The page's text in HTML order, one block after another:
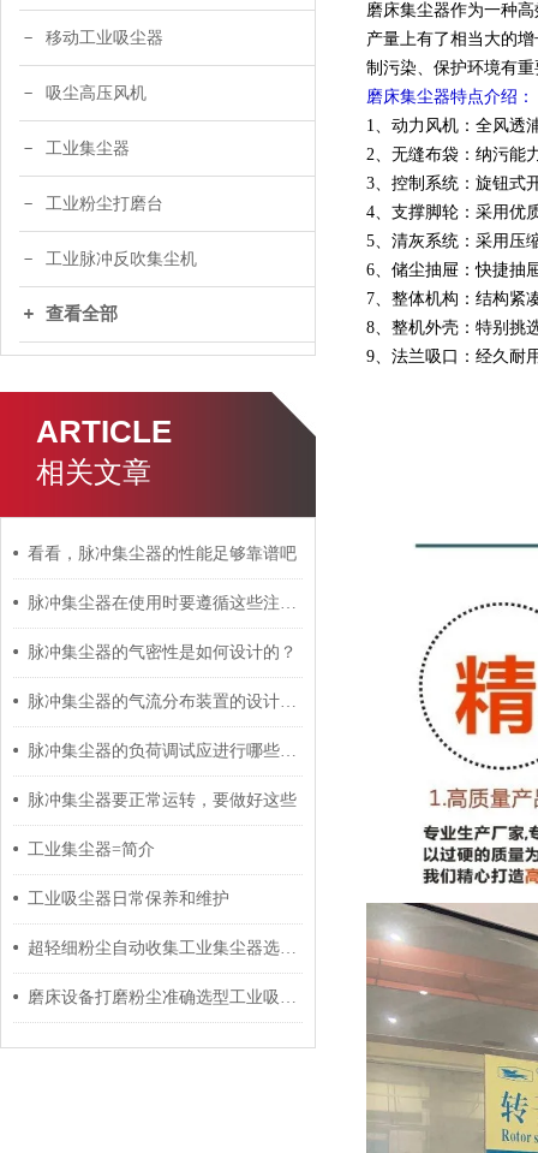
移动工业吸尘器
吸尘高压风机
工业集尘器
工业粉尘打磨台
工业脉冲反吹集尘机
查看全部
ARTICLE
相关文章
看看，脉冲集尘器的性能足够靠谱吧
脉冲集尘器在使用时要遵循这些注意事项
脉冲集尘器的气密性是如何设计的？
脉冲集尘器的气流分布装置的设计原则是怎样的？
脉冲集尘器的负荷调试应进行哪些操作？
脉冲集尘器要正常运转，要做好这些
工业集尘器=简介
工业吸尘器日常保养和维护
超轻细粉尘自动收集工业集尘器选型资料
磨床设备打磨粉尘准确选型工业吸尘器工业集尘器参数和外型尺寸
磨床集尘器作为一种
产量上有了相当大的
制污染、保护环境有
磨床集尘器特点介绍：
1、动力风机：全风透
2、无缝布袋：纳污能
3、控制系统：旋钮式
4、支撑脚轮：采用优
5、清灰系统：采用压
6、储尘抽屉：快捷抽
7、整体机构：结构紧
8、整机外壳：特别挑
9、法兰吸口：经久耐